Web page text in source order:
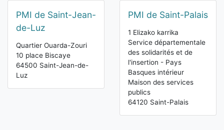
PMI de Saint-Jean-
de-Luz
Quartier Ouarda-Zouri
10 place Biscaye
64500 Saint-Jean-de-
Luz
PMI de Saint-Palais
1 Elizako karrika
Service départementale
des solidarités et de
l'insertion - Pays
Basques intérieur
Maison des services
publics
64120 Saint-Palais